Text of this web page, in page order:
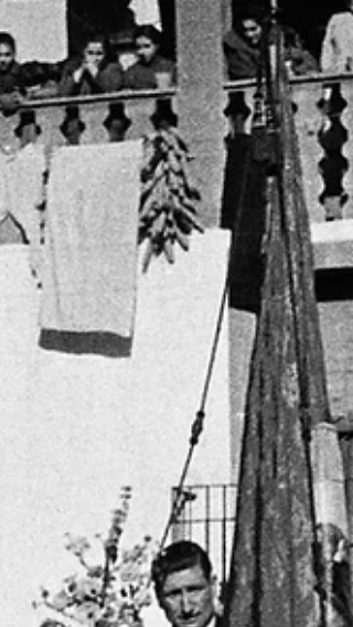
FOTOGRAFIES 2025
FESTA DELS TONIS DE TARADELL Autor de les
imatges: Laia Miralpeix. GRÀCIES A TOTS I TOTES
PER FER-HO POSSIBLE.